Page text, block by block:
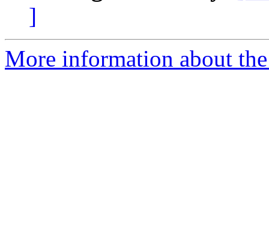
]
More information about